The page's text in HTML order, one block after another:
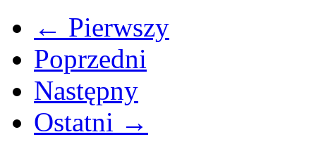
← Pierwszy
Poprzedni
Następny
Ostatni →